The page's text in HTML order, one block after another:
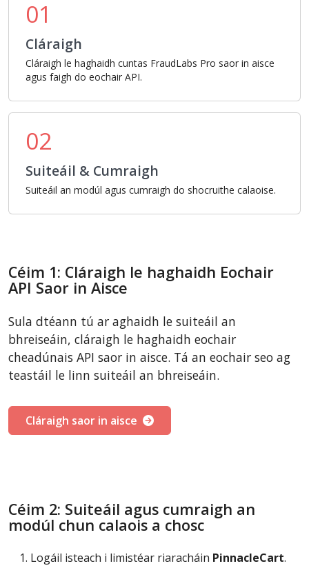
01
Cláraigh
Cláraigh le haghaidh cuntas FraudLabs Pro saor in aisce
agus faigh do eochair API.
02
Suiteáil & Cumraigh
Suiteáil an modúl agus cumraigh do shocruithe calaoise.
Céim 1: Cláraigh le haghaidh Eochair
API Saor in Aisce
Sula dtéann tú ar aghaidh le suiteáil an
bhreiseáin, cláraigh le haghaidh eochair
cheadúnais API saor in aisce. Tá an eochair seo ag
teastáil le linn suiteáil an bhreiseáin.
Cláraigh saor in aisce
Céim 2: Suiteáil agus cumraigh an
modúl chun calaois a chosc
Logáil isteach i limistéar riaracháin PinnacleCart.